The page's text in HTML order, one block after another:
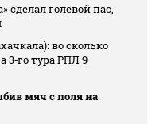
сделал голевой пас,
во сколько
3‑го тура РПЛ 9
мяч с поля на